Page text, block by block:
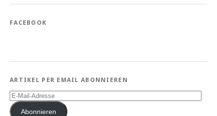
FACEBOOK
ARTIKEL PER EMAIL ABONNIEREN
E-
Mail-
AdresseAbonnieren